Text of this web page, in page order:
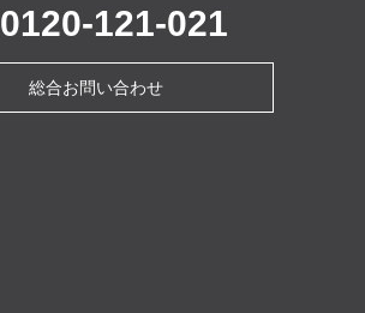
0120-121-021
総合お問い合わせ